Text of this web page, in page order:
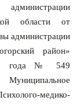
области от
администрации
район»
года № 549
медико-